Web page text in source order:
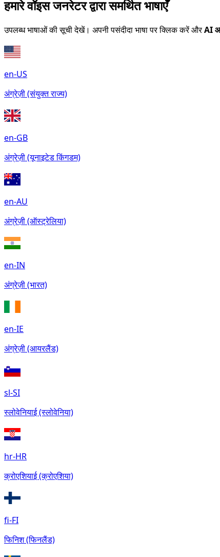
हमारे वॉइस जनरेटर द्वारा समर्थित भाषाएँ
उपलब्ध भाषाओं की सूची देखें। अपनी पसंदीदा भाषा पर क्लिक करें औरAI
en-US
अंग्रेज़ी (संयुक्त राज्य)
en-GB
अंग्रेज़ी (यूनाइटेड किंगडम)
en-AU
अंग्रेज़ी (ऑस्ट्रेलिया)
en-IN
अंग्रेज़ी (भारत)
en-IE
अंग्रेज़ी (आयरलैंड)
sl-SI
स्लोवेनियाई (स्लोवेनिया)
hr-HR
क्रोएशियाई (क्रोएशिया)
fi-FI
फिनिश (फिनलैंड)